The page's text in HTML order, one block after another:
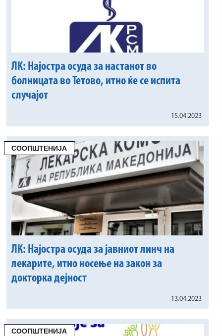
ЛК: Најостра осуда за настанот во
болницата во Тетово, итно ќе се испита
случајот
15.04.2023
СООПШТЕНИЈА
ЛК: Најостра осуда за јавниот линч на
лекарите, итно носење на закон за
докторка дејност
13.04.2023
СООПШТЕНИЈА